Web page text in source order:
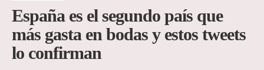
España es el segundo país que
más gasta en bodas y estos tweets
lo confirman